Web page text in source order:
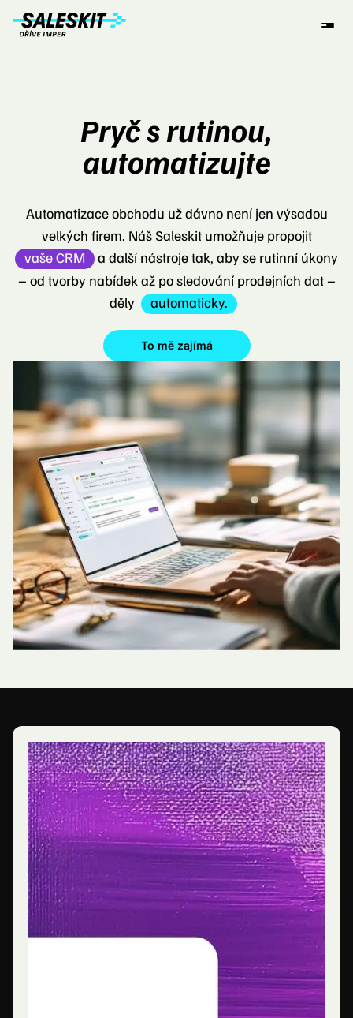
Pryč s rutinou,
automatizujte
Automatizace obchodu už dávno není jen výsadou
velkých firem. Náš Saleskit umožňuje propojit
vaše CRM
a další nástroje tak, aby se rutinní úkony
– od tvorby nabídek až po sledování prodejních dat –
děly
automaticky.
To mě zajímá